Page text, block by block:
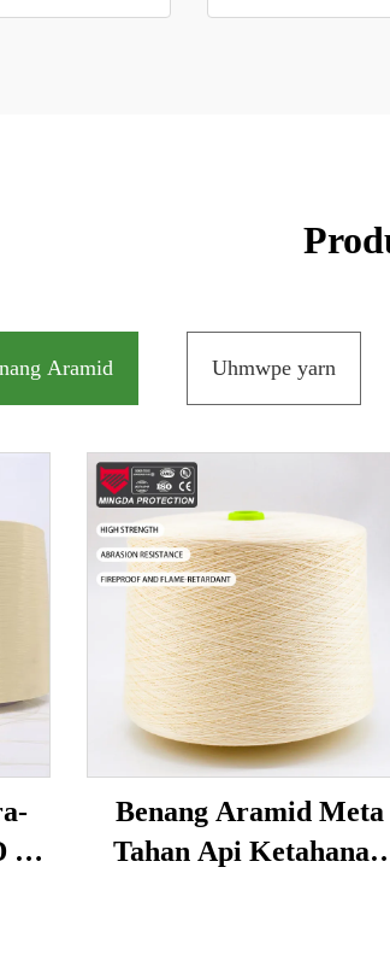
Aramid Uhmwpe yarn
–
Benang Aramid Meta
Tahan Api Ketahanan